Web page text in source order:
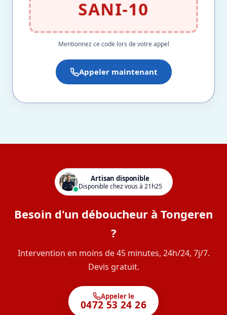
SANI-10
Mentionnez ce code lors de votre appel
Appeler maintenant
Artisan disponible
Disponible chez vous à 21h25
Besoin d'un déboucheur à Tongeren
?
Intervention en moins de 45 minutes, 24h/24, 7j/7.
Devis gratuit.
Appeler le
0472 53 24 26